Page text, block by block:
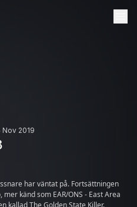
Nov 2019
har väntat på. Fortsättningen
känd som EAR/ONS - East Area
kallad The Golden State Killer.